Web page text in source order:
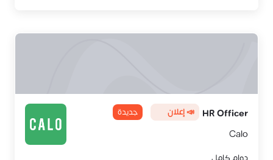
HR Officer 📣 إعلان جديدة
Calo